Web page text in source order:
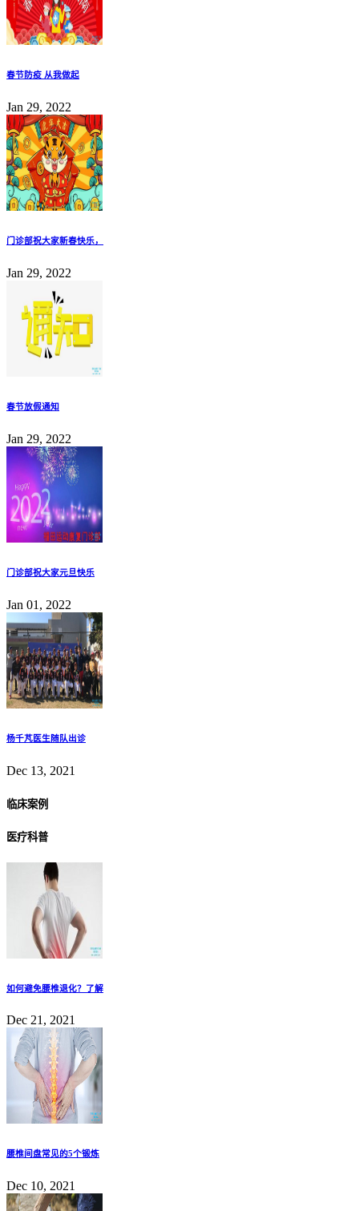
春节防疫 从我做起
Jan 29, 2022
门诊部祝大家新春快乐，
Jan 29, 2022
春节放假通知
Jan 29, 2022
门诊部祝大家元旦快乐
Jan 01, 2022
杨千芃医生随队出诊
Dec 13, 2021
临床案例
医疗科普
如何避免腰椎退化？了解
Dec 21, 2021
腰椎间盘常见的5个锻炼
Dec 10, 2021